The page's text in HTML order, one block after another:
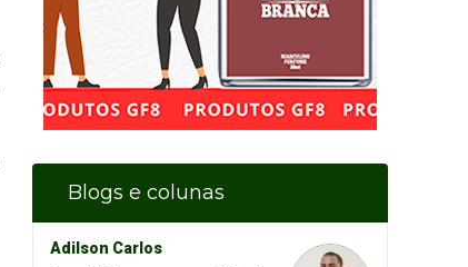
Blogs e colunas
Adilson Carlos